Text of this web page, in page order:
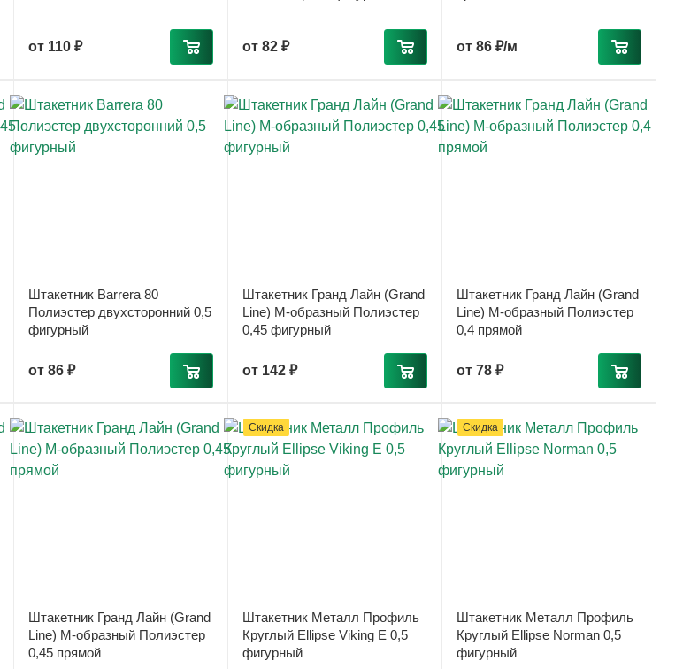
от 110 ₽ от 82 ₽ от 86 ₽/м
Штакетник Barrera 80
Полиэстер двухсторонний 0,5
фигурный
от 86 ₽
Штакетник Гранд Лайн (Grand
Line) М-образный Полиэстер
0,45 фигурный
от 142 ₽
Штакетник Гранд Лайн (Grand
Line) М-образный Полиэстер
0,4 прямой
от 78 ₽
Штакетник Гранд Лайн (Grand
Line) М-образный Полиэстер
0,45 прямой
Скидка
Штакетник Металл Профиль
Круглый Ellipse Viking E 0,5
фигурный
Скидка
Штакетник Металл Профиль
Круглый Ellipse Norman 0,5
фигурный